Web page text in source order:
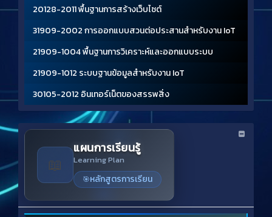
20128-2011 พื้นฐานการสร้างเว็บไซต์
31909-2002 การออกแบบสวนต่อประสานสําหรับงาน IoT
21909-1004 พื้นฐานการวิเคราะห์และออกแบบระบบ
21909-1012 ระบบฐานข้อมูลสําหรับงาน IoT
30105-2012 อินเทอร์เน็ตของสรรพสิ่ง
📖
แผนการเรียนรู้
Learning Plan
🎯หลักสูตรการเรียน